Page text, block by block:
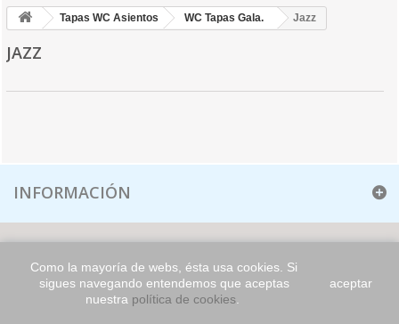
Tapas WC Asientos WC Tapas Gala. Jazz
JAZZ
INFORMACIÓN
Como la mayoría de webs, ésta usa cookies. Si
sigues navegando entendemos que aceptas
nuestra política de cookies.
aceptar